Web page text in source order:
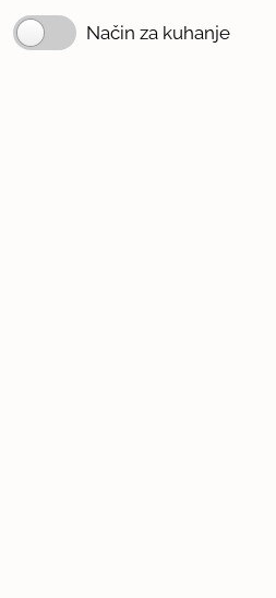
Način za kuhanje